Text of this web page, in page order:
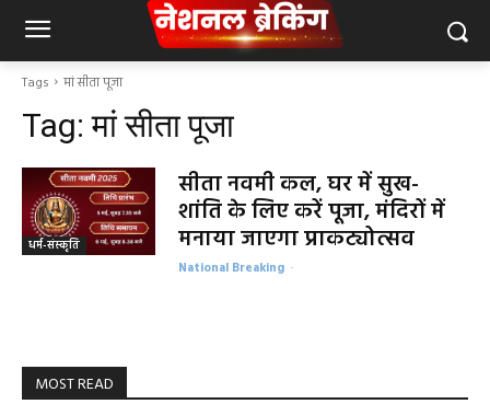
Tags मां सीता पूजा
Tag:मां सीता पूजा
धर्म-संस्कृति
सीता नवमी कल, घर में सुख-
शांति के लिए करें पूजा, मंदिरों में
मनाया जाएगा प्राकट्योत्सव
National Breaking -
MOST READ